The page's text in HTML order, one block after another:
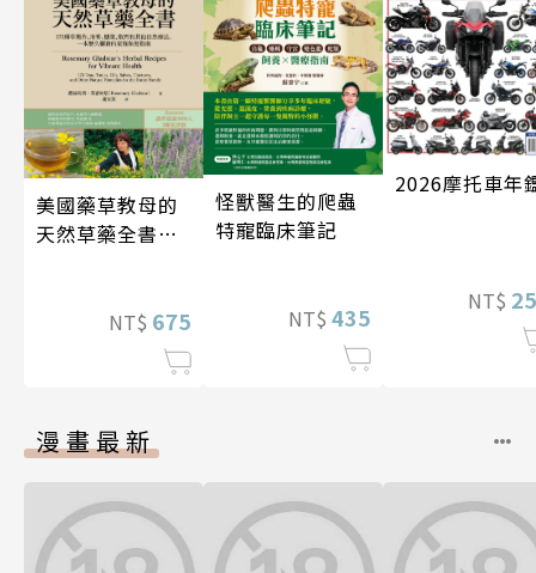
美國藥草教母的
天然草藥全書
NT$ 675
怪獸醫生的爬蟲
特寵臨床筆記
NT$ 435
2026摩托車年
NT$
漫畫最新